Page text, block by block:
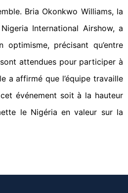
Bria Okonkwo Williams, la
International Airshow, a
optimisme, précisant qu’entre
attendues pour participer à
a affirmé que l’équipe travaille
événement soit à la hauteur
le Nigéria en valeur sur la